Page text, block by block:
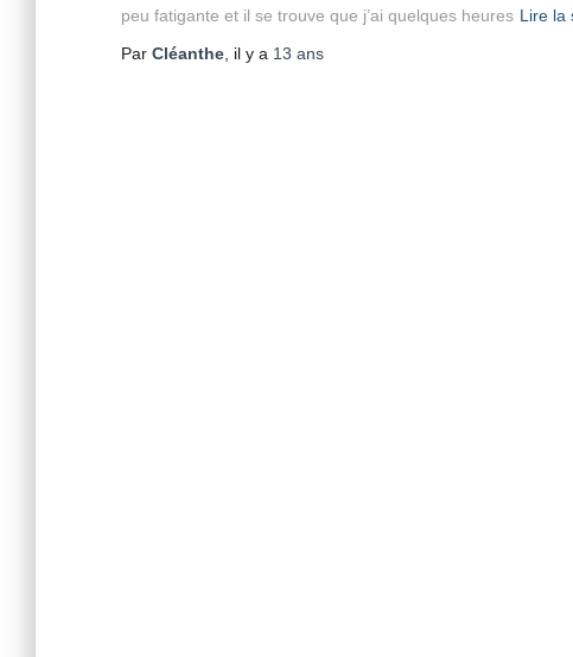
peu fatigante et il se trouve que j’ai quelques heures Lire la
Par Cléanthe , il y a 13 ans